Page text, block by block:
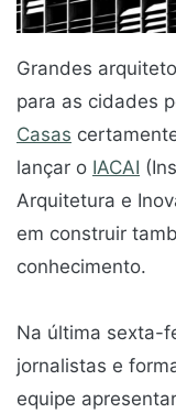
Grandes
para as cidades
Casas
lançar o IACAI
Arquitetura e
em construir
conhecimento.
Na última sexta-
jornalistas e
equipe